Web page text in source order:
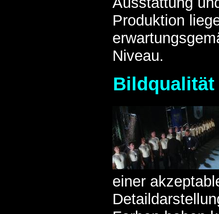
Produktion
Niveau.
Bildqualität
einer